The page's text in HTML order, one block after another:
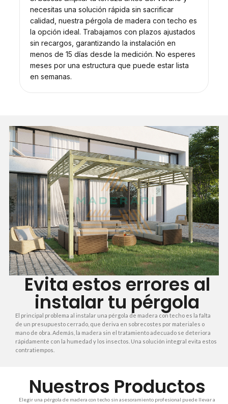
necesitas una solución rápida sin sacrificar
calidad, nuestra pérgola de madera con techo es
la opción ideal. Trabajamos con plazos ajustados
sin recargos, garantizando la instalación en
menos de 15 días desde la medición. No esperes
meses por una estructura que puede estar lista
en semanas.
Evita estos errores al
instalar tu pérgola
El principal problema al instalar una pérgola de madera con techo es la falta
de un presupuesto cerrado, que deriva en sobrecostes por materiales o
mano de obra. Además, la madera sin el tratamiento adecuado se deteriora
rápidamente con la humedad y los insectos. Una solución integral evita estos
contratiempos.
Nuestros Productos
Elegir una pérgola de madera con techo sin asesoramiento profesional puede llevar a